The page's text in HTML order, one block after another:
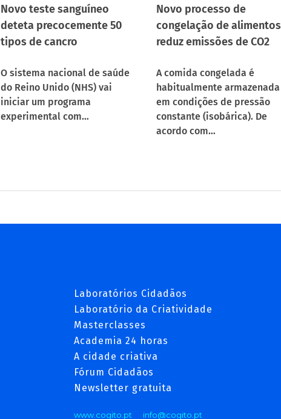
Novo teste sanguíneo
deteta precocemente 50
tipos de cancro
O sistema nacional de saúde
do Reino Unido (NHS) vai
iniciar um programa
experimental com…
Novo processo de
congelação de alimentos
reduz emissões de CO2
A comida congelada é
habitualmente armazenada
em condições de pressão
constante (isobárica). De
acordo com…
Laboratórios Cidadãos
Laboratório da Criatividade
Masterclasses
Academia 24 horas
A cidade criativa
Fórum Cidadãos
Newsletter gratuita
www.cogito.pt info@cogito.pt